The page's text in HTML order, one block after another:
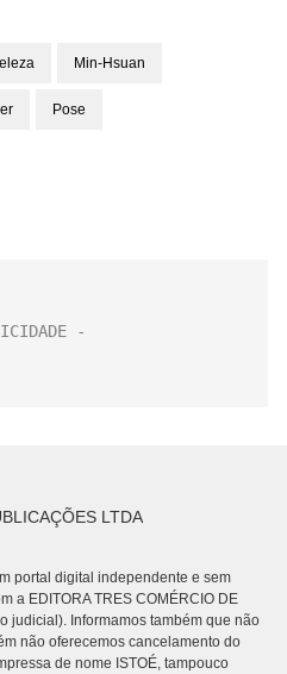
Min-Hsuan
Pose
LTDA
portal digital independente e sem
a EDITORA TRES COMÉRCIO DE
judicial). Informamos também que não
não oferecemos cancelamento do
de nome ISTOÉ, tampouco